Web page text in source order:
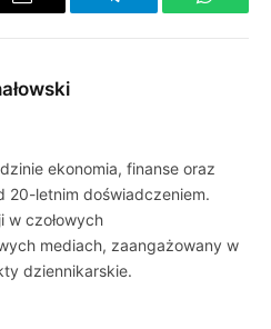
Email Telegram
ekonomia, finanse oraz
20-letnim doświadczeniem.
w czołowych
mediach, zaangażowany w
dziennikarskie.